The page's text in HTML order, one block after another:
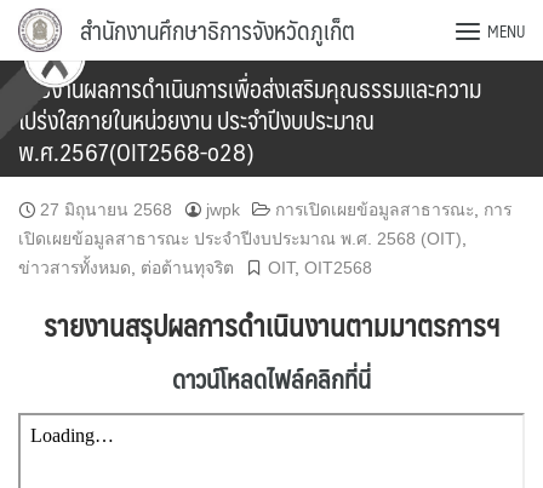
Skip
content
สำนักงานศึกษาธิการจังหวัดภูเก็ต MENU
รายงานผลการดำเนินการเพื่อส่งเสริมคุณธรรมและความ
โปร่งใสภายในหน่วยงาน ประจำปีงบประมาณ
พ.ศ.2567(OIT2568-o28)
27 มิถุนายน 2568 jwpk การเปิดเผยข้อมูลสาธารณะ
การ
เปิดเผยข้อมูลสาธารณะ ประจำปีงบประมาณ พ.ศ. 2568 (OIT)
ข่าวสารทั้งหมด
ต่อต้านทุจริต OIT, OIT2568
รายงานสรุปผลการดำเนินงานตามมาตรการฯ
ดาวน์โหลดไฟล์คลิกที่นี่